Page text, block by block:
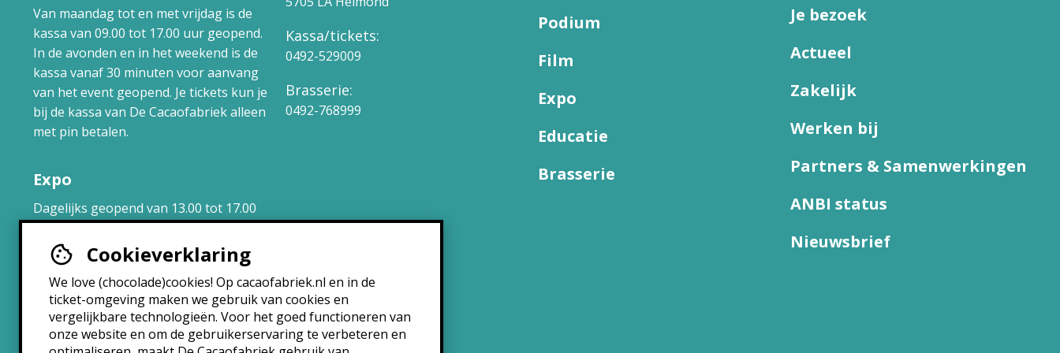
Cookieverklaring
We love (chocolade)cookies! Op cacaofabriek.nl en in de
ticket-omgeving maken we gebruik van cookies en
vergelijkbare technologieën. Voor het goed functioneren van
onze website en om de gebruikerservaring te verbeteren en
Van maandag tot en met vrijdag is de
kassa van 09.00 tot 17.00 uur geopend.
In de avonden en in het weekend is de
kassa vanaf 30 minuten voor aanvang
van het event geopend. Je tickets kun je
bij de kassa van De Cacaofabriek alleen
met pin betalen.
Expo
Dagelijks geopend van 13.00 tot 17.00
uur.
Brasserie
Maandag: 10:30 – 22:30
Dinsdag: 10:30 – 22:30
Woensdag: 10:30 – 22:30
Kassa/tickets:
0492-529009
Brasserie:
0492-768999
Podium
Film
Expo
Educatie
Brasserie
Je bezoek
Actueel
Zakelijk
Werken bij
Partners & Samenwerkingen
ANBI status
Nieuwsbrief